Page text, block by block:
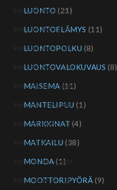
LUONTO (21)
LUONTOELÄMYS (11)
LUONTOPOLKU (8)
LUONTOVALOKUVAUS (8)
MAISEMA (11)
MANTELIPUU (1)
MARKKINAT (4)
MATKAILU (38)
MONDA (1)
MOOTTORIPYÖRÄ (9)